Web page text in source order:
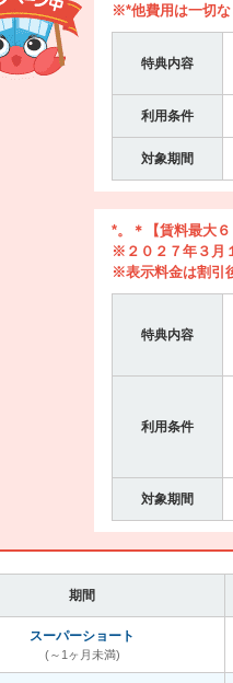
※*他費用は一切
特典内容
利用条件
対象期間
*。＊【賃料最大
※２０２７年３月
※表示料金は割引
特典内容
利用条件
対象期間
期間
スーパーショート
(～1ヶ月未満)